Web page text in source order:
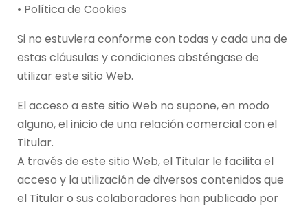
• Política de Cookies
Si no estuviera conforme con todas y cada una de
estas cláusulas y condiciones absténgase de
utilizar este sitio Web.
El acceso a este sitio Web no supone, en modo
alguno, el inicio de una relación comercial con el
Titular.
A través de este sitio Web, el Titular le facilita el
acceso y la utilización de diversos contenidos que
el Titular o sus colaboradores han publicado por